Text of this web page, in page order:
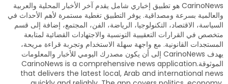
CarinoNews هو تطبيق إخباري شامل يقدم آخر الأخبار المحلية والعربية
والعالمية بسرعة ومصداقية. يوفر التطبيق تغطية مستمرة لأهم الأحداث في
السياسة، الاقتصاد، التكنولوجيا، الرياضة، الفن، المجتمع، إضافة إلى قسم
متخصص في القرارات التعقيبية التونسية والاجتهادات القضائية لمتابعة
المستجدات القانونية. مع واجهة سهلة الاستخدام وتجربة قراءة مريحة،
يهدف CarinoNews إلى أن يكون مصدرك اليومي للأخبار والمعلومات
الموثوقة.CarinoNews is a comprehensive news application
that delivers the latest local, Arab and international news